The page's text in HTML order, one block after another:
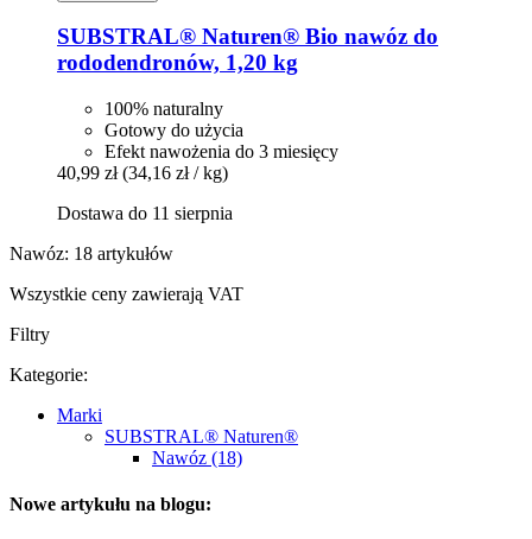
SUBSTRAL® Naturen® Bio nawóz do
rododendronów, 1,20 kg
100% naturalny
Gotowy do użycia
Efekt nawożenia do 3 miesięcy
40,99 zł (34,16 zł / kg)
Dostawa do 11 sierpnia
Nawóz: 18 artykułów
Wszystkie ceny zawierają VAT
Filtry
Kategorie:
Marki
SUBSTRAL® Naturen®
Nawóz (18)
Nowe artykułu na blogu: